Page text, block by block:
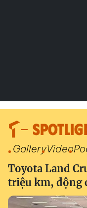
GalleryVideo
Toyota Land
triệu km, động